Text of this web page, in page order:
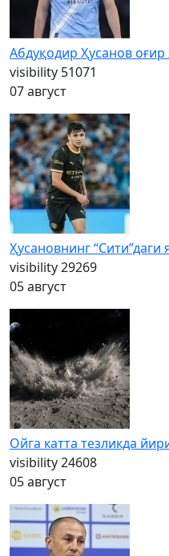
Абдуқодир Ҳусанов
visibility 51071
07 август
Ҳусановнинг
visibility29269
05 август
Ойга катта тезликда
visibility24608
05 август